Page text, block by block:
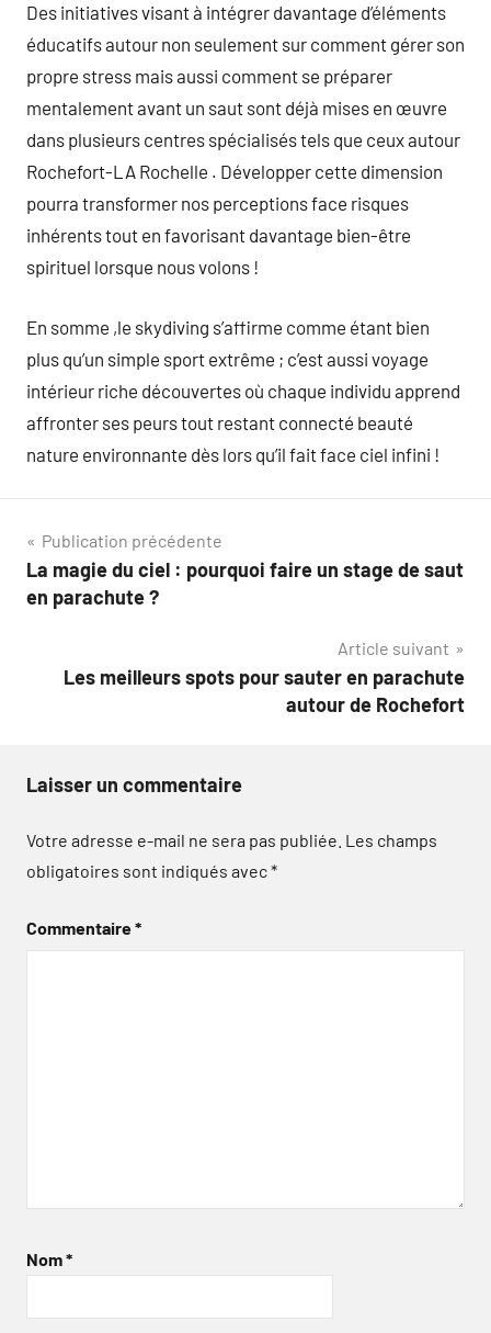
Des initiatives visant à intégrer davantage d’éléments
éducatifs autour non seulement sur comment gérer son
propre stress mais aussi comment se préparer
mentalement avant un saut sont déjà mises en œuvre
dans plusieurs centres spécialisés tels que ceux autour
Rochefort-LA Rochelle . Développer cette dimension
pourra transformer nos perceptions face risques
inhérents tout en favorisant davantage bien-être
spirituel lorsque nous volons !
En somme ,le skydiving s’affirme comme étant bien
plus qu’un simple sport extrême ; c’est aussi voyage
intérieur riche découvertes où chaque individu apprend
affronter ses peurs tout restant connecté beauté
nature environnante dès lors qu’il fait face ciel infini !
Navigation
de
Publication précédente
La magie du ciel : pourquoi faire un stage de saut
en parachute ?
Article suivant
Les meilleurs spots pour sauter en parachute
autour de Rochefort
Laisser un commentaire
Votre adresse e-mail ne sera pas publiée. Les champs
obligatoires sont indiqués avec*
Commentaire*
Nom*